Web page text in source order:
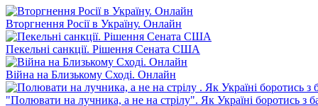
Вторгнення Росії в Україну. Онлайн
Пекельні санкції. Рішення Сената США
Війна на Близькому Сході. Онлайн
"Полювати на лучника, а не на стрілу". Як Україні боротись з